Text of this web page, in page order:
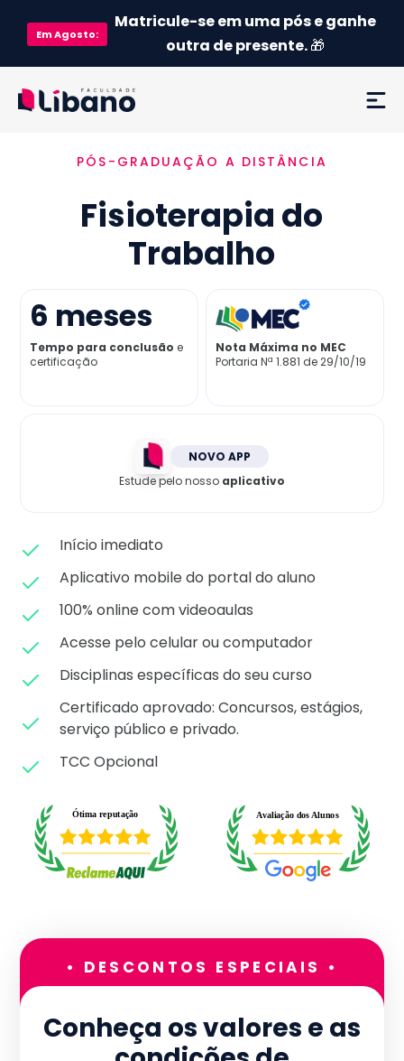
EmAgosto:
Matricule-se em uma pós e ganhe
outra de presente.🎁
Ementa
Como funciona
Credenciamento MEC
Preço
Já sou aluno
PÓS-GRADUAÇÃO A DISTÂNCIA
Fisioterapia do
Trabalho
6 meses
Tempo para conclusão e
certificação
Nota Máxima no MEC
Portaria Nª 1.881 de 29/10/19
NOVO APP
Estude pelo nosso aplicativo
Início imediato
Aplicativo mobile do portal do aluno
100% online com videoaulas
Acesse pelo celular ou computador
Disciplinas específicas do seu curso
Certificado aprovado: Concursos, estágios,
serviço público e privado.
TCC Opcional
• DESCONTOS ESPECIAIS •
Conheça os valores e as